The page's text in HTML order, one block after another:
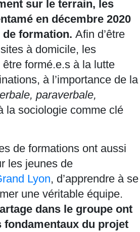
sur le terrain, les
en décembre 2020
formation. Afin d’être
à domicile, les
formé.e.s à la lutte
à l’importance de la
paraverbale,
la sociologie comme clé
de formations ont aussi
les jeunes de
Lyon, d’apprendre à se
une véritable équipe.
dans le groupe ont
fondamentaux du projet